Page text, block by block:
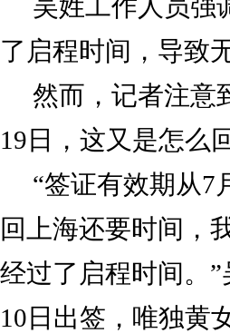
吴姓工作人员强
了启程时间，导致
然而，记者注意
19日，这又是怎么
“签证有效期从7
回上海还要时间，
经过了启程时间。
10日出签，唯独黄